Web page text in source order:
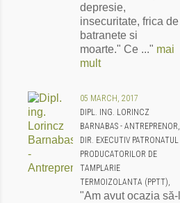
depresie,
insecuritate, frica de
batranete si
moarte." Ce ..." mai
mult
05 MARCH, 2017
DIPL. ING. LORINCZ
BARNABAS - ANTREPRENOR,
DIR. EXECUTIV PATRONATUL
PRODUCATORILOR DE
TAMPLARIE
TERMOIZOLANTA (PPTT),
"Am avut ocazia să-l